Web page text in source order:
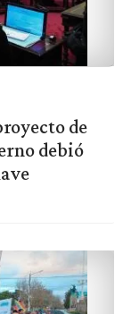
de
debió